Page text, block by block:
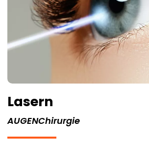
Lasern
AUGENChirurgie